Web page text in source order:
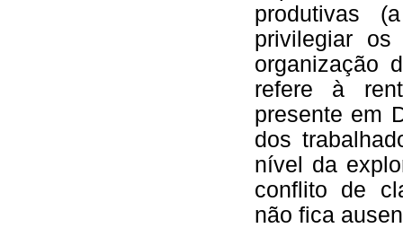
produtivas
privilegiar
organização
refere à
presente em
dos
nível da
conflito de
não fica